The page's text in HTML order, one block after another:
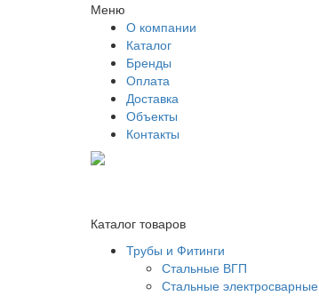
Меню
О компании
Каталог
Бренды
Оплата
Доставка
Объекты
Контакты
Каталог товаров
Трубы и Фитинги
Стальные ВГП
Стальные электросварные